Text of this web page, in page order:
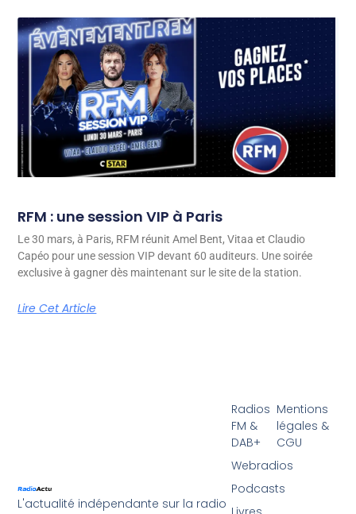
RFM : une session VIP à Paris
Le 30 mars, à Paris, RFM réunit Amel Bent, Vitaa et Claudio
Capéo pour une session VIP devant 60 auditeurs. Une soirée
exclusive à gagner dès maintenant sur le site de la station.
Lire Cet Article
L'actualité indépendante sur la radio
Radios
FM &
DAB+
Webradios
Podcasts
Mentions
légales &
CGU